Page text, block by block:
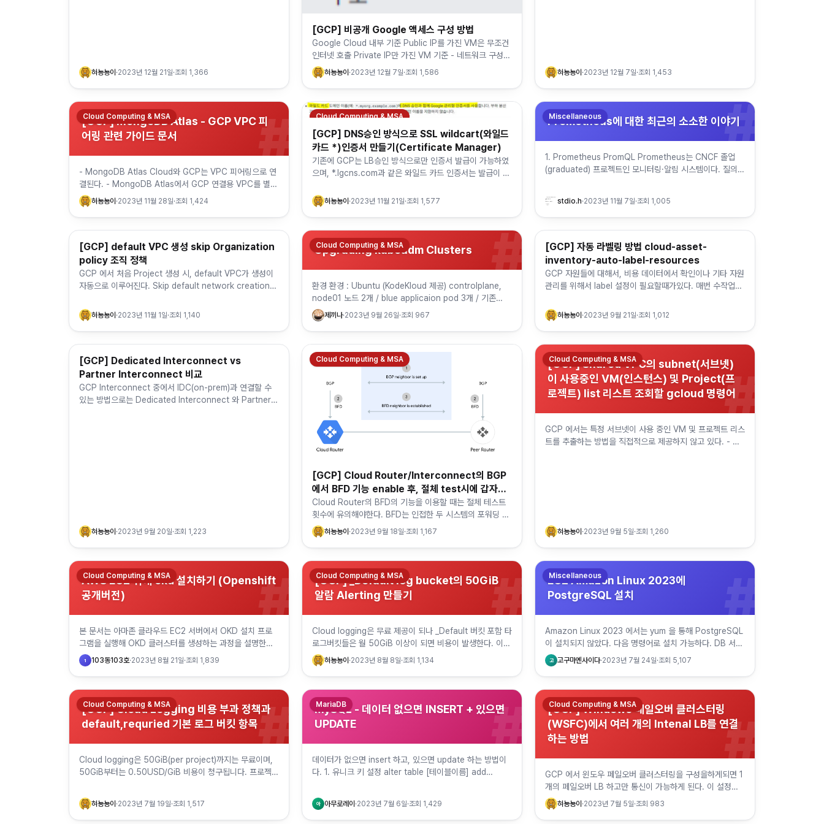
혀뇽뇽이 ·2023년 12월 21일·조회 1,366
[GCP] 비공개 Google 액세스 구성 방법
Google Cloud 내부 기준 Public IP를 가진 VM은 무조건
인터넷 호출 Private IP만 가진 VM 기준 - 네트워크 구성
O + 서브넷 PGA O - 내부 (private.goo…
혀뇽뇽이 ·2023년 12월 7일·조회 1,586 혀뇽뇽이 ·2023년 12월 7일·조회 1,453
[GCP] MongoDB Atlas - GCP VPC 피
어링 관련 가이드 문서
#
Cloud Computing & MSA
- MongoDB Atlas Cloud와 GCP는 VPC 피어링으로 연
결된다. - MongoDB Atlas에서 GCP 연결용 VPC를 별도
로 생성 - GCP 네트워크 피어링 생성 방법 https:/…
혀뇽뇽이 ·2023년 11월 28일·조회 1,424
Cloud Computing & MSA
[GCP] DNS승인 방식으로 SSL wildcart(와일드
카드 *)인증서 만들기(Certificate Manager)
기존에 GCP는 LB승인 방식으로만 인증서 발급이 가능하였
으며, *.lgcns.com과 같은 와일드 카드 인증서는 발급이 불
면서 LB승인 …
혀뇽뇽이 ·2023년 11월 21일·조회 1,577
Prometheus에 대한 최근의 소소한 이야기#
Miscellaneous
1. Prometheus PromQL Prometheus는 CNCF 졸업
(graduated) 프로젝트인 모니터링·알림 시스템이다. 질의에
stdio.h·2023년 11월 7일·조회 1,005
Cloud Computing & MSA
[GCP] default VPC 생성 skip Organization
policy 조직 정책
GCP 에서 처음 Project 생성 시, default VPC가 생성이
자동으로 이루어진다. Skip default network creation
혀뇽뇽이 ·2023년 11월 1일·조회 1,140
Upgrading kubeadm Clusters #
Cloud Computing & MSA
환경 환경 : Ubuntu (KodeKloud 제공) controlplane,
node01 노드 2개 / blue applicaion pod 3개 / 기존
kube 버전 1.26.0 버전 확인 ku…
제끼나·2023년 9월 26일·조회 967
Cloud Computing & MSA
[GCP] 자동 라벨링 방법 cloud-asset-
inventory-auto-label-resources
GCP 자원들에 대해서, 비용 데이터에서 확인이나 기타 자원
관리를 위해서 label 설정이 필요할때가있다. 매번 수작업으
따라하면 쉽게…
혀뇽뇽이 ·2023년 9월 21일·조회 1,012
Cloud Computing & MSA
[GCP] Dedicated Interconnect vs
Partner Interconnect 비교
GCP Interconnect 중에서 IDC(on-prem)과 연결할 수
있는 방법으로는 Dedicated Interconnect 와 Partner
혀뇽뇽이·2023년 9월 20일·조회 1,223
Cloud Computing & MSA
[GCP] Cloud Router/Interconnect의 BGP
에서 BFD 기능 enable 후, 절체 test시에 갑자기
절체 시간이 증가 (감쇠 패널티)
Cloud Router의 BFD의 기능을 이용할 때는 절체 테스트
횟수에 유의해야한다. BFD는 인접한 두 시스템의 포워딩 평
면간에 양방향 전송경로를 이용하여 오류를 감지하기 위한
간단한 Hello…
혀뇽뇽이·2023년 9월 18일·조회 1,167
[GCP] Shared VPC의 subnet(서브넷)
이 사용중인 VM(인스턴스) 및 Project(프
로젝트) list 리스트 조회할 gcloud 명령어#
Cloud Computing & MSA
GCP 에서는 특정 서브넷이 사용 중인 VM 및 프로젝트 리스
트를 추출하는 방법을 직접적으로 제공하지 않고 있다. - 특
혀뇽뇽이·2023년 9월 5일·조회 1,260
AWS EC2 위에 okd 설치하기 (Openshift
공개버전)
#
Cloud Computing & MSA
본 문서는 아마존 클라우드 EC2 서버에서 OKD 설치 프로
그램을 실행해 OKD 클러스터를 생성하는 과정을 설명한다.
1. EC2 서버 한 대 준비 설치 명령을 실행할 작업용 서버는
t3.micro…
1 103동103호·2023년 8월 21일·조회 1,839
[GCP] _Default log bucket의 50GiB
알람 Alerting 만들기
#
Cloud Computing & MSA
Cloud logging은 무료 제공이 되나 _Default 버킷 포함 타
로그버킷들은 월 50GiB 이상이 되면 비용이 발생한다. 이를
대비하여, _Default 로그 버킷의 알람을 다음과 같이 …
혀뇽뇽이·2023년 8월 8일·조회 1,134
EC2 Amazon Linux 2023에
PostgreSQL 설치
#
Miscellaneous
Amazon Linux 2023 에서는 yum 을 통해 PostgreSQL
이 설치되지 않았다. 다음 명령어로 설치 가능하다. DB 서버
를 구성하려면 -server 버전을 설치하면 된다. sudo d…
고 고구마엔사이다·2023년 7월 24일·조회 5,107
[GCP] Cloud Logging 비용 부과 정책과
default,requried 기본 로그 버킷 항목#
Cloud Computing & MSA
Cloud logging은 50GiB(per project)까지는 무료이며,
50GiB부터는 0.50USD/GiB 비용이 청구됩니다. 프로젝트
혀뇽뇽이·2023년 7월 19일·조회 1,517
MySQL - 데이터 없으면 INSERT + 있으면
UPDATE
#
MariaDB
데이터가 없으면 insert 하고, 있으면 update 하는 방법이
다. 1. 유니크 키 설정 alter table [테이블이름] add
아 아무로레이·2023년 7월 6일·조회 1,429
[GCP] Windows 페일오버 클러스터링
(WSFC)에서 여러 개의 Intenal LB를 연결
하는 방법
#
Cloud Computing & MSA
GCP 에서 윈도우 페일오버 클러스터링을 구성을하게되면 1
개의 페일오버 LB 하고만 통신이 가능하게 된다. 이 설정은
enable-wsfc=true 설정을 VM의 metadata 에 추가하는
것으로…
혀뇽뇽이·2023년 7월 5일·조회 983